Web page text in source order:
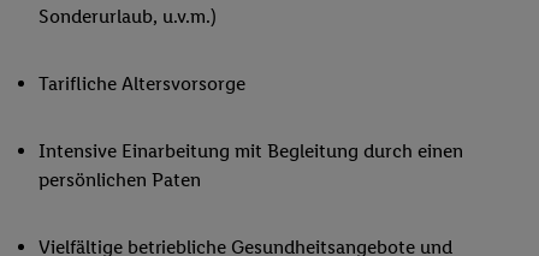
Sonderurlaub, u.v.m.)
Tarifliche Altersvorsorge
Intensive Einarbeitung mit Begleitung durch einen
persönlichen Paten
Vielfältige betriebliche Gesundheitsangebote und